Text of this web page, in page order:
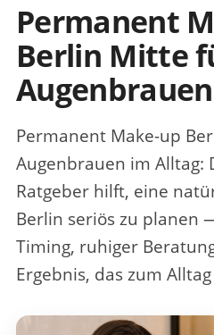
Permanent
Berlin Mitte
Permanent Make-up
Augenbrauen im Alltag:
Ratgeber hilft, eine
Berlin seriös zu planen
Timing, ruhiger
Ergebnis, das zum